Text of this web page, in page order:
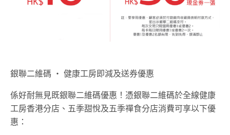
銀聯二維碼 ‧ 健康工房即減及送券優惠
係好耐無見既銀聯二維碼優惠！憑銀聯二維碼於全線健康
工房香港分店、五季甜悅及五季禪食分店消費可享以下優
惠：